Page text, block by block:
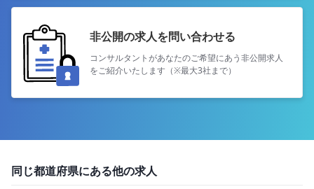
非公開の求人を問い合わせる
コンサルタントがあなたのご希望にあう非公開求人
をご紹介いたします（※最大3社まで）
同じ都道府県にある他の求人